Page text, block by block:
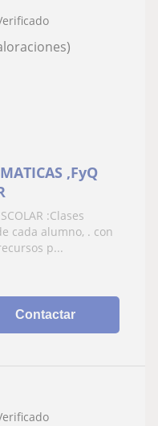
,FyQ
:Clases
cada alumno, . con
p...
Contactar